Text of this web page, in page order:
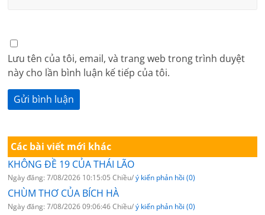
Lưu tên của tôi, email, và trang web trong trình duyệt
này cho lần bình luận kế tiếp của tôi.
Các bài viết mới khác
KHÔNG ĐỀ 19 CỦA THÁI LÃO
Ngày đăng: 7/08/2026 10:15:05 Chiều/ý kiến phản hồi (0)
CHÙM THƠ CỦA BÍCH HÀ
Ngày đăng: 7/08/2026 09:06:46 Chiều/ý kiến phản hồi (0)